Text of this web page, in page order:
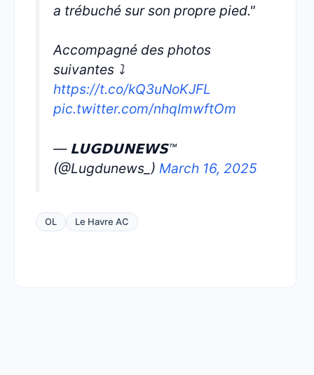
a trébuché sur son propre pied."
Accompagné des photos
suivantes ⤵️
https://t.co/kQ3uNoKJFL
pic.twitter.com/nhqImwftOm
— 𝗟𝗨𝗚𝗗𝗨𝗡𝗘𝗪𝗦™
(@Lugdunews_) March 16, 2025
OL Le Havre AC